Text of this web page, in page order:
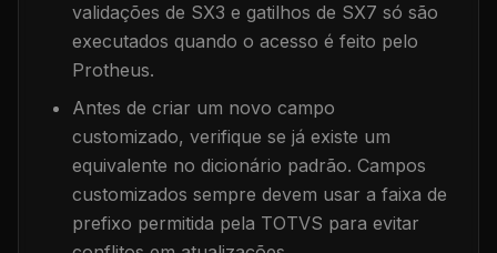
validações de SX3 e gatilhos de SX7 só são
executados quando o acesso é feito pelo
Protheus.
Antes de criar um novo campo
customizado, verifique se já existe um
equivalente no dicionário padrão. Campos
customizados sempre devem usar a faixa de
prefixo permitida pela TOTVS para evitar